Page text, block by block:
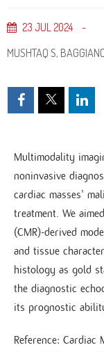
23 JUL 2024
MUSHTAQ S,
Multimodality
noninvasive
cardiac masses'
treatment. We
(CMR)-derived
and tissue
histology as gold
the diagnostic
its prognostic
Reference: Cardiac